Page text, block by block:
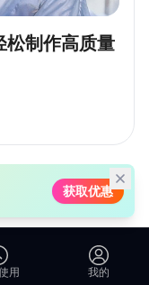
松制作高质量
用 我的
获取优惠